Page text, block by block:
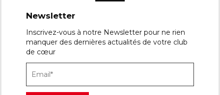
Newsletter
Inscrivez-vous à notre Newsletter pour ne rien
manquer des dernières actualités de votre club
de cœur